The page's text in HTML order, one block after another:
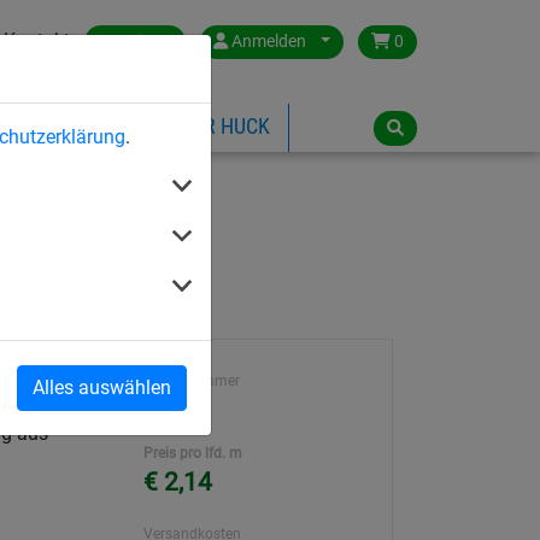
.
Alles auswählen
Kontakt Austria Anmelden 0
ÜBER HUCK
mit
aus
Artikelnummer
2126
Preis pro lfd. m
€ 2,14
Versandkosten